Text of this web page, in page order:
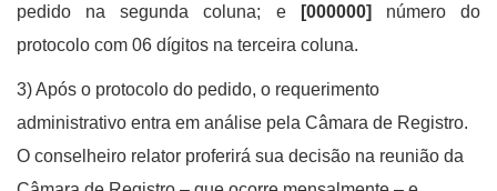
pedido na segunda coluna; e
[000000]
número do
protocolo com 06 dígitos na terceira coluna.
3) Após o protocolo do pedido, o requerimento
administrativo entra em análise pela Câmara de Registro.
O conselheiro relator proferirá sua decisão na reunião da